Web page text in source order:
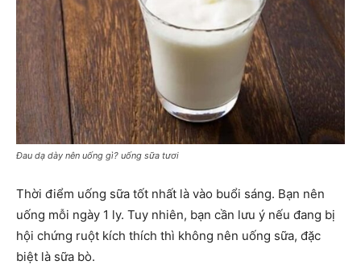
Đau dạ dày nên uống gì? uống sữa tươi
Thời điểm uống sữa tốt nhất là vào buổi sáng. Bạn nên
uống mỗi ngày 1 ly. Tuy nhiên, bạn cần lưu ý nếu đang bị
hội chứng ruột kích thích thì không nên uống sữa, đặc
biệt là sữa bò.